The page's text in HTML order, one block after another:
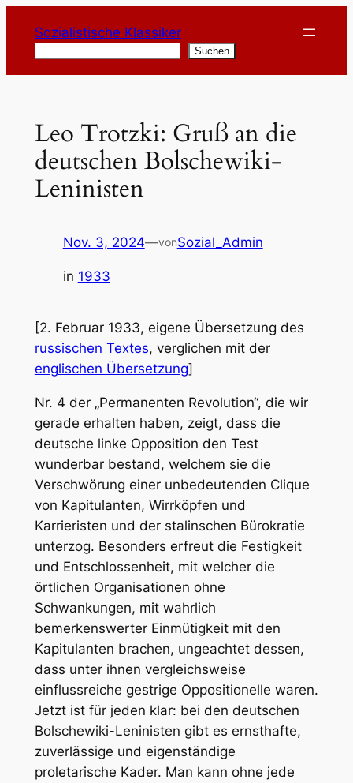
Inhalt
springen
Sozialistische Klassiker
Suchen
Leo Trotzki: Gruß an die
deutschen Bolschewiki-
Leninisten
Nov. 3, 2024—vonSozial_Admin
in 1933
[2. Februar 1933, eigene Übersetzung des
russischen Textes, verglichen mit der
englischen Übersetzung]
Nr. 4 der „Permanenten Revolution“, die wir
gerade erhalten haben, zeigt, dass die
deutsche linke Opposition den Test
wunderbar bestand, welchem sie die
Verschwörung einer unbedeutenden Clique
von Kapitulanten, Wirrköpfen und
Karrieristen und der stalinschen Bürokratie
unterzog. Besonders erfreut die Festigkeit
und Entschlossenheit, mit welcher die
örtlichen Organisationen ohne
Schwankungen, mit wahrlich
bemerkenswerter Einmütigkeit mit den
Kapitulanten brachen, ungeachtet dessen,
dass unter ihnen vergleichsweise
einflussreiche gestrige Oppositionelle waren.
Jetzt ist für jeden klar: bei den deutschen
Bolschewiki-Leninisten gibt es ernsthafte,
zuverlässige und eigenständige
proletarische Kader. Man kann ohne jede